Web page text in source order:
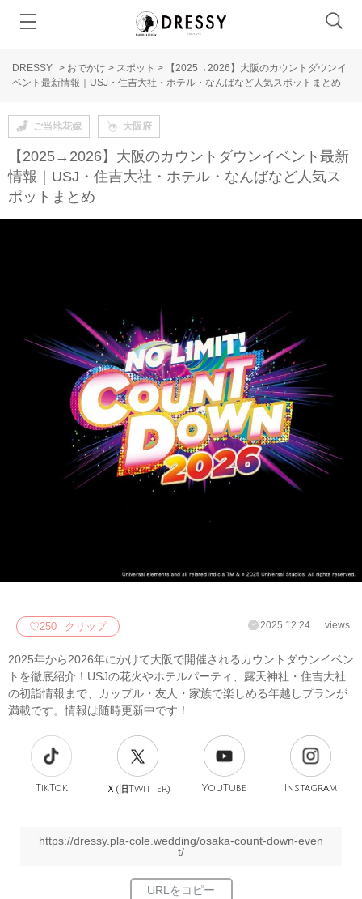
DRESSY > おでかけ > スポット >
【2025→2026】大阪のカウントダウンイ
ベント最新情報｜USJ・住吉大社・ホテル・なんばなど人気スポットまとめ
ご当地花嫁 大阪府
【2025→2026】大阪のカウントダウンイベント最新
情報｜USJ・住吉大社・ホテル・なんばなど人気ス
ポットまとめ
♡250 クリップ 2025.12.24 views
2025年から2026年にかけて大阪で開催されるカウントダウンイベン
トを徹底紹介！USJの花火やホテルパーティ、露天神社・住吉大社
の初詣情報まで、カップル・友人・家族で楽しめる年越しプランが
満載です。情報は随時更新中です！
TikTok Ｘ(旧Twitter) YouTube Instagram
https://dressy.pla-cole.wedding/osaka-count-down-even
t/